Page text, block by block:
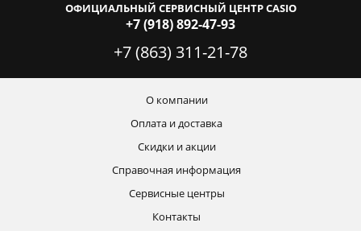
ОФИЦИАЛЬНЫЙ СЕРВИСНЫЙ ЦЕНТР CASIO
+7 (918) 892-47-93
+7 (863) 311-21-78
О компании
Оплата и доставка
Скидки и акции
Справочная информация
Сервисные центры
Контакты